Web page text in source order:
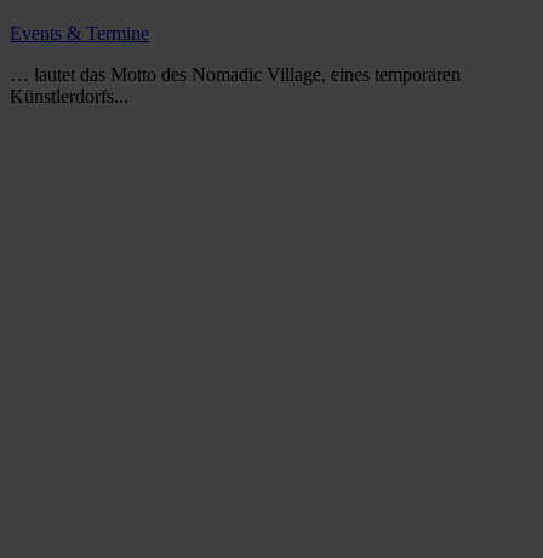
Events & Termine
… lautet das Motto des Nomadic Village, eines temporären
Künstlerdorfs...